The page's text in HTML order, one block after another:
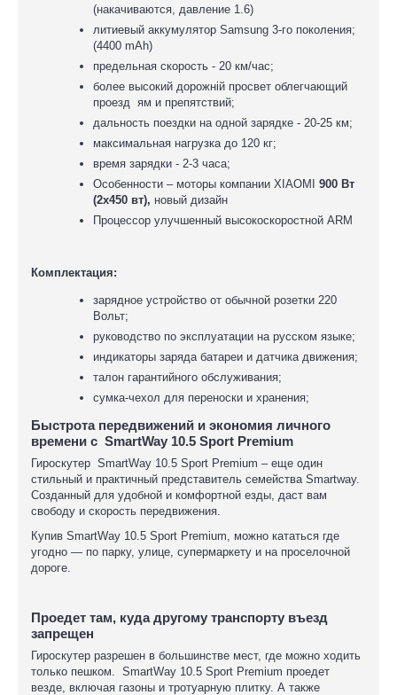
(накачиваются, давление 1.6)
литиевый аккумулятор Samsung 3-го поколения;
(4400 mAh)
предельная скорость - 20 км/час;
более высокий дорожній просвет облегчающий
проезд ям и препятствий;
дальность поездки на одной зарядке - 20-25 км;
максимальная нагрузка до 120 кг;
время зарядки - 2-3 часа;
Особенности – моторы компании XIAOMI 900 Вт
(2х450 вт), новый дизайн
Процессор улучшенный высокоскоростной ARM
Комплектация:
зарядное устройство от обычной розетки 220
Вольт;
руководство по эксплуатации на русском языке;
индикаторы заряда батареи и датчика движения;
талон гарантийного обслуживания;
сумка-чехол для переноски и хранения;
Быстрота передвижений и экономия личного
времени с SmartWay 10.5 Sport Premium
Гироскутер SmartWay 10.5 Sport Premium – еще один
стильный и практичный представитель семейства Smartway.
Созданный для удобной и комфортной езды, даст вам
свободу и скорость передвижения.
Купив SmartWay 10.5 Sport Premium, можно кататься где
угодно — по парку, улице, супермаркету и на проселочной
дороге.
Проедет там, куда другому транспорту въезд
запрещен
Гироскутер разрешен в большинстве мест, где можно ходить
только пешком. SmartWay 10.5 Sport Premium проедет
везде, включая газоны и тротуарную плитку. А также